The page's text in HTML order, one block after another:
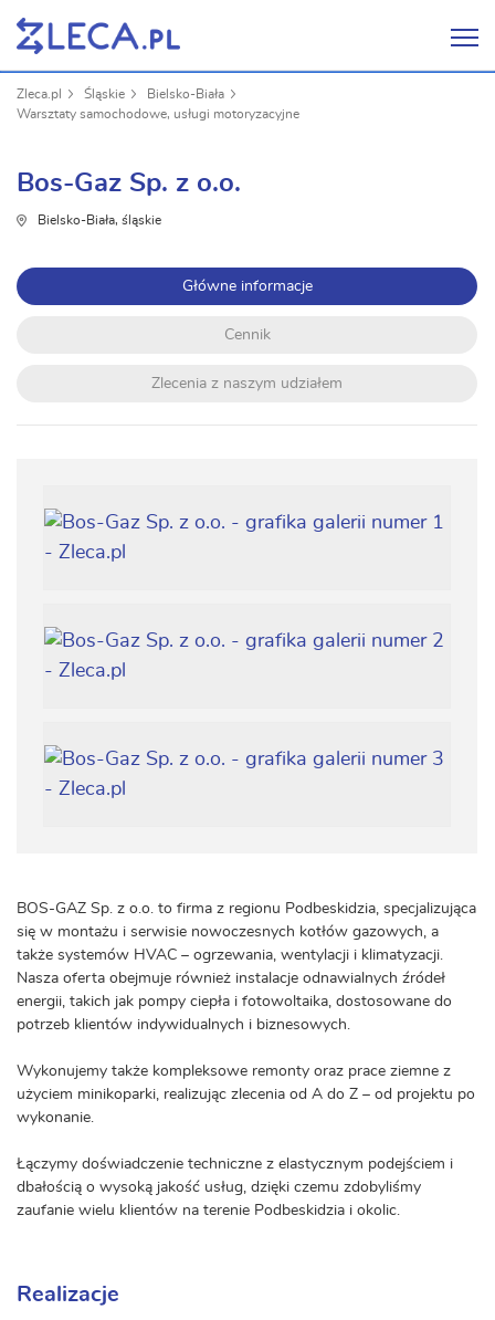
Zleca.pl Śląskie
Bielsko-Biała
Warsztaty samochodowe, usługi motoryzacyjne
Bos-Gaz Sp. z o.o.
Bielsko-Biała, śląskie
Główne informacje
Cennik
Zlecenia z naszym udziałem
BOS-GAZ Sp. z o.o. to firma z regionu Podbeskidzia, specjalizująca
się w montażu i serwisie nowoczesnych kotłów gazowych, a
także systemów HVAC – ogrzewania, wentylacji i klimatyzacji.
Nasza oferta obejmuje również instalacje odnawialnych źródeł
energii, takich jak pompy ciepła i fotowoltaika, dostosowane do
potrzeb klientów indywidualnych i biznesowych.
Wykonujemy także kompleksowe remonty oraz prace ziemne z
użyciem minikoparki, realizując zlecenia od A do Z – od projektu po
wykonanie.
Łączymy doświadczenie techniczne z elastycznym podejściem i
dbałością o wysoką jakość usług, dzięki czemu zdobyliśmy
zaufanie wielu klientów na terenie Podbeskidzia i okolic.
Realizacje